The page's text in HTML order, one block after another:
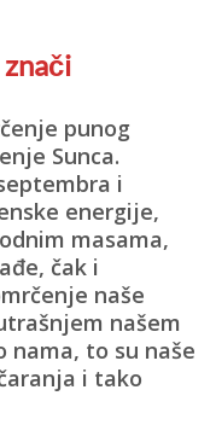
punog
Sunca.
i
energije,
masama,
čak i
naše
našem
nama, to su naše
i tako